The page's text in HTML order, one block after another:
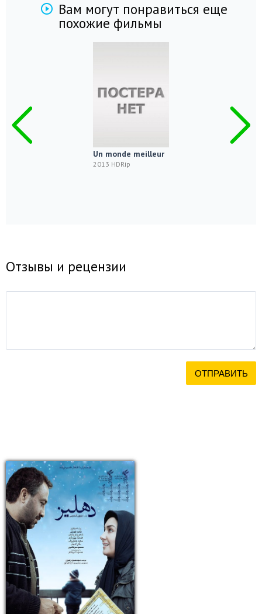
Вам могут понравиться еще
похожие фильмы
Un monde meilleur
2013 HDRip
Отзывы и рецензии